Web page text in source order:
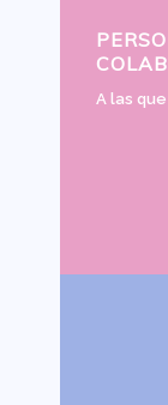
A las